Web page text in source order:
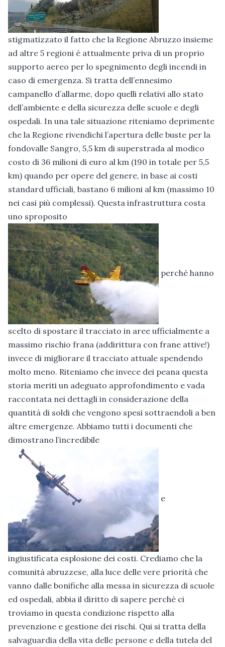
stigmatizzato il fatto che la Regione Abruzzo insieme
ad altre 5 regioni è attualmente priva di un proprio
supporto aereo per lo spegnimento degli incendi in
caso di emergenza. Si tratta dell’ennesimo
campanello d’allarme, dopo quelli relativi allo stato
dell’ambiente e della sicurezza delle scuole e degli
ospedali. In una tale situazione riteniamo deprimente
che la Regione rivendichi l’apertura delle buste per la
fondovalle Sangro, 5,5 km di superstrada al modico
costo di 36 milioni di euro al km (190 in totale per 5,5
km) quando per opere del genere, in base ai costi
standard ufficiali, bastano 6 milioni al km (massimo 10
nei casi più complessi). Questa infrastruttura costa
uno sproposito
perchè hanno
scelto di spostare il tracciato in aree ufficialmente a
massimo rischio frana (addirittura con frane attive!)
invece di migliorare il tracciato attuale spendendo
molto meno. Riteniamo che invece dei peana questa
storia meriti un adeguato approfondimento e vada
raccontata nei dettagli in considerazione della
quantità di soldi che vengono spesi sottraendoli a ben
altre emergenze. Abbiamo tutti i documenti che
dimostrano l’incredibile
e
ingiustificata esplosione dei costi. Crediamo che la
comunità abruzzese, alla luce delle vere priorità che
vanno dalle bonifiche alla messa in sicurezza di scuole
ed ospedali, abbia il diritto di sapere perchè ci
troviamo in questa condizione rispetto alla
prevenzione e gestione dei rischi. Qui si tratta della
salvaguardia della vita delle persone e della tutela del